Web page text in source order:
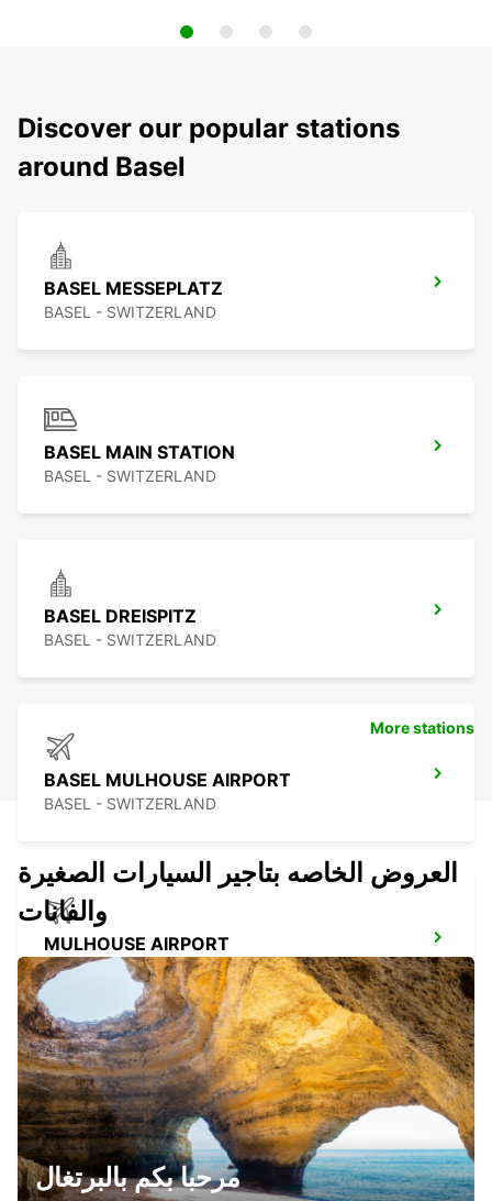
Discover our popular stations
around Basel
BASEL MESSEPLATZ
BASEL - SWITZERLAND
BASEL MAIN STATION
BASEL - SWITZERLAND
BASEL DREISPITZ
BASEL - SWITZERLAND
BASEL MULHOUSE AIRPORT
BASEL - SWITZERLAND
MULHOUSE AIRPORT
SAINT-LOUIS - FRANCE
LOERRACH
LOERRACH - GERMANY
More stations
العروض الخاصه بتاجير السيارات الصغيرة
والفانات
مرحبا بكم بالبرتغال